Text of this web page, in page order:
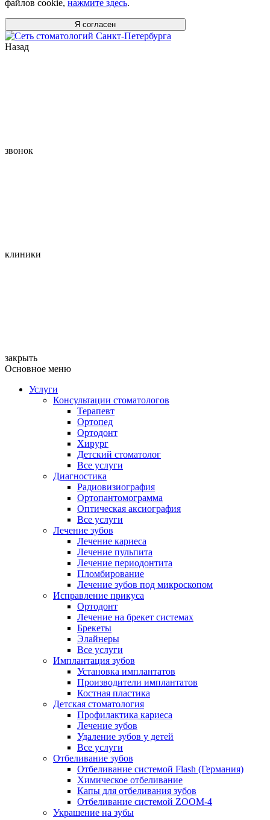
файлов cookie, нажмите здесь.
Я согласен
Назад
звонок
клиники
закрыть
Основное меню
Услуги
Консультации стоматологов
Терапевт
Ортопед
Ортодонт
Хирург
Детский стоматолог
Все услуги
Диагностика
Радиовизиография
Ортопантомограмма
Оптическая аксиография
Все услуги
Лечение зубов
Лечение кариеса
Лечение пульпита
Лечение периодонтита
Пломбирование
Лечение зубов под микроскопом
Исправление прикуса
Ортодонт
Лечение на брекет системах
Брекеты
Элайнеры
Все услуги
Имплантация зубов
Установка имплантатов
Производители имплантатов
Костная пластика
Детская стоматология
Профилактика кариеса
Лечение зубов
Удаление зубов у детей
Все услуги
Отбеливание зубов
Отбеливание системой Flash (Германия)
Химическое отбеливание
Капы для отбеливания зубов
Отбеливание системой ZOOM-4
Украшение на зубы